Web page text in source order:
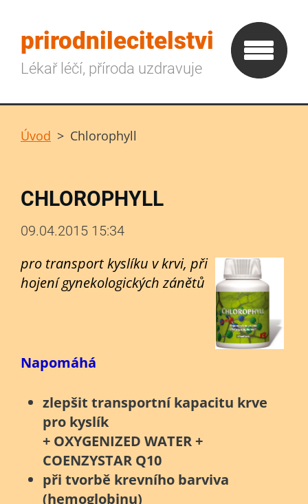
prirodnilecitelstvi
Lékař léčí, příroda uzdravuje
Úvod > Chlorophyll
CHLOROPHYLL
09.04.2015 15:34
pro transport kyslíku v krvi, při
hojení gynekologických zánětů
Napomáhá
zlepšit transportní kapacitu krve
pro kyslík
+ OXYGENIZED WATER +
COENZYSTAR Q10
při tvorbě krevního barviva
(hemoglobinu)